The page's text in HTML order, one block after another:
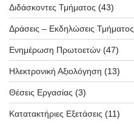
Διδάσκοντες Τμήματος (43)
Δράσεις – Εκδηλώσεις Τμήματος
Ενημέρωση Πρωτοετών (47)
Ηλεκτρονική Αξιολόγηση (13)
Θέσεις Εργασίας (3)
Κατατακτήριες Εξετάσεις (11)